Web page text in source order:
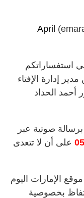
April
استفساراتكم
إدارة الإفتاء
أحمد الحداد
صوتية عبر
على أن لا تتعدى
الإمارات اليوم
بخصوصية